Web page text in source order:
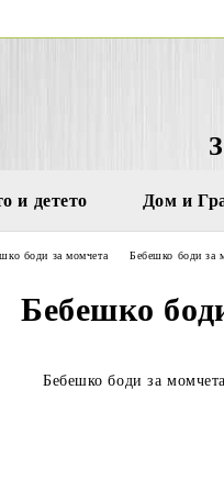
и детето Дом и
боди за момчета Бебешко боди за
Бебешко
Бебешко боди за